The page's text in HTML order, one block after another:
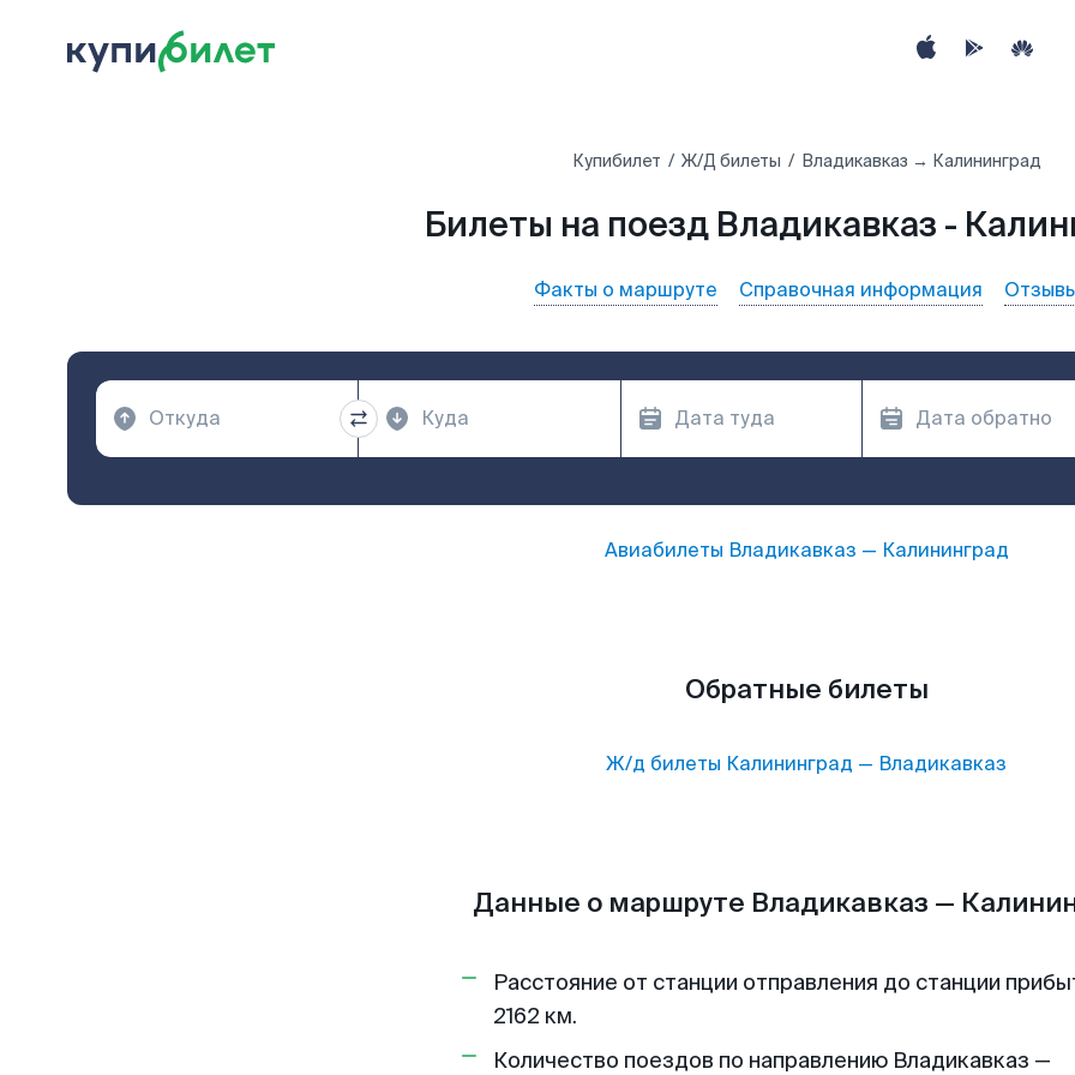
Купибилет Ж/Д билеты Владикавказ → Калининград
Билеты на поезд Владикавказ -
Факты о маршруте Справочная информация
Авиабилеты Владикавказ — Калининград
Обратные билеты
Ж/д билеты Калининград — Владикавказ
Данные о маршруте Владикавказ —
Расстояние от станции отправления до станции
2162 км.
Количество поездов по направлению Владикавказ —